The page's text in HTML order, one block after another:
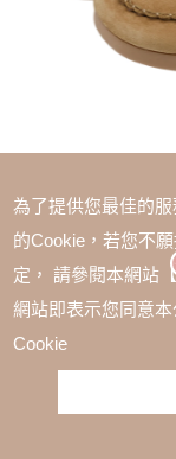
SALE
舒適輕柔手工真
TWD $2580
尺寸參考表
為了提供您最佳的
的Cookie，若您不
定， 請參閱本網站
網站即表示您同意
Cookie